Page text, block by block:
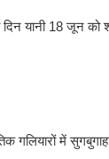
यानी 18 जून
गलियारों में